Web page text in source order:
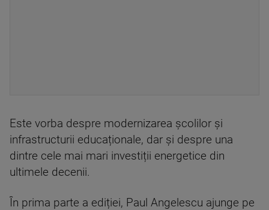
Este vorba despre modernizarea școlilor și
infrastructurii educaționale, dar și despre una
dintre cele mai mari investiții energetice din
ultimele decenii.
În prima parte a ediției, Paul Angelescu ajunge pe